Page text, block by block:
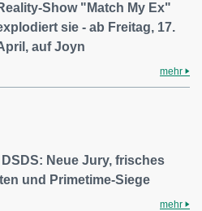
Show "Match My Ex"
sie - ab Freitag, 17.
auf Joyn
mehr
Neue Jury, frisches
und Primetime-Siege
mehr